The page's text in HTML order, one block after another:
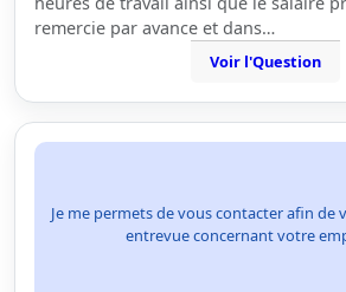
remercie par avance et dans…
Voir l'Question
Je me permets de vous contacter afin de
entrevue concernant votre